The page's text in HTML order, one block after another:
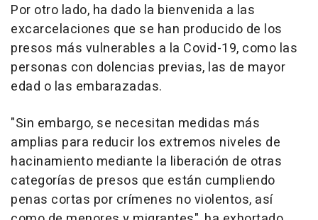
Por otro lado, ha dado la bienvenida a las
excarcelaciones que se han producido de los
presos más vulnerables a la Covid-19, como las
personas con dolencias previas, las de mayor
edad o las embarazadas.
"Sin embargo, se necesitan medidas más
amplias para reducir los extremos niveles de
hacinamiento mediante la liberación de otras
categorías de presos que están cumpliendo
penas cortas por crímenes no violentos, así